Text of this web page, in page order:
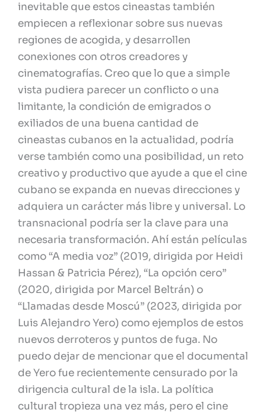
inevitable que estos cineastas también
empiecen a reflexionar sobre sus nuevas
regiones de acogida, y desarrollen
conexiones con otros creadores y
cinematografías. Creo que lo que a simple
vista pudiera parecer un conflicto o una
limitante, la condición de emigrados o
exiliados de una buena cantidad de
cineastas cubanos en la actualidad, podría
verse también como una posibilidad, un reto
creativo y productivo que ayude a que el cine
cubano se expanda en nuevas direcciones y
adquiera un carácter más libre y universal. Lo
transnacional podría ser la clave para una
necesaria transformación. Ahí están películas
como “A media voz” (2019, dirigida por Heidi
Hassan & Patricia Pérez), “La opción cero”
(2020, dirigida por Marcel Beltrán) o
“Llamadas desde Moscú” (2023, dirigida por
Luis Alejandro Yero) como ejemplos de estos
nuevos derroteros y puntos de fuga. No
puedo dejar de mencionar que el documental
de Yero fue recientemente censurado por la
dirigencia cultural de la isla. La política
cultural tropieza una vez más, pero el cine